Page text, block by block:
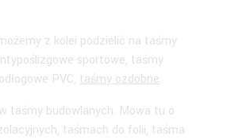
z kolei podzielić na taśmy
sportowe, taśmy
PVC, taśmy ozdobne.
taśmy budowlanych. Mowa tu o
taśmach do folii, taśma